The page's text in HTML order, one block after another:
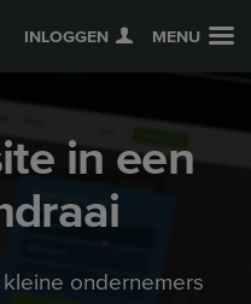
INLOGGEN MENU
in een
ondernemers